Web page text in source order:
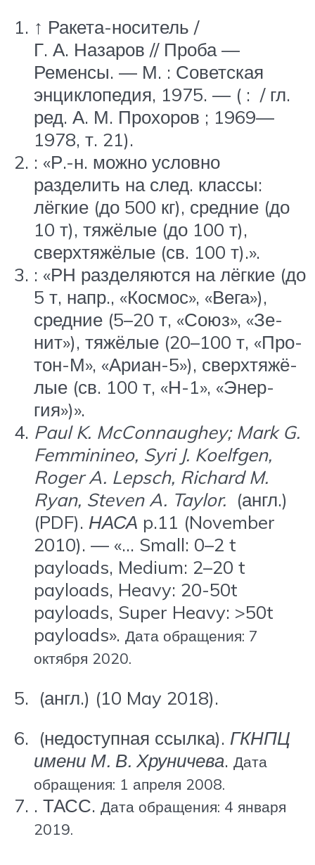
↑ Ракета-носитель /
Г. А. Назаров // Проба —
Ременсы. — М. : Советская
энциклопедия, 1975. — ( : / гл.
ред. А. М. Прохоров ; 1969—
1978, т. 21).
: «Р.-н. можно условно
разделить на след. классы:
лёгкие (до 500 кг), средние (до
10 т), тяжёлые (до 100 т),
сверхтяжёлые (св. 100 т).».
: «РН раз­де­ля­ют­ся на лёг­кие (до
5 т, напр., «Кос­мос», «Ве­га»),
сред­ние (5–20 т, «Со­юз», «Зе­
нит»), тя­жё­лые (20–100 т, «Про­
тон-М», «Ари­ан-5»), сверх­тя­жё­
лые (св. 100 т, «Н-1», «Энер­
гия»)».
Paul K. McConnaughey; Mark G.
Femminineo, Syri J. Koelfgen,
Roger A. Lepsch, Richard M.
Ryan, Steven A. Taylor. (англ.)
(PDF). НАСА p.11 (November
2010). — «… Small: 0–2 t
payloads, Medium: 2–20 t
payloads, Heavy: 20-50t
payloads, Super Heavy: >50t
payloads». Дата обращения: 7
октября 2020.
(англ.) (10 May 2018).
(недоступная ссылка). ГКНПЦ
имени М. В. Хруничева. Дата
обращения: 1 апреля 2008.
. ТАСС. Дата обращения: 4 января
2019.